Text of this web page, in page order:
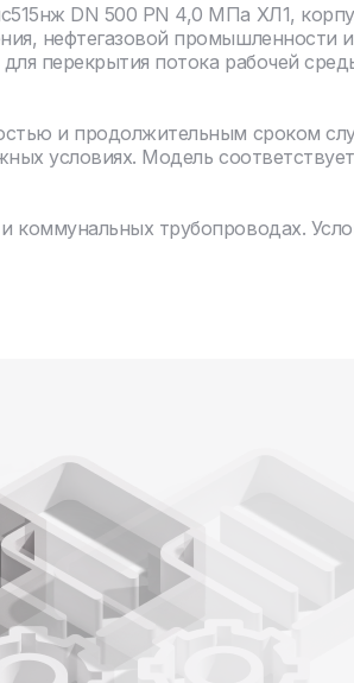
DN 500 PN 4,0 МПа ХЛ1,
нефтегазовой промышленности и
перекрытия потока рабочей
и продолжительным сроком
условиях. Модель соответствует
коммунальных трубопроводах.